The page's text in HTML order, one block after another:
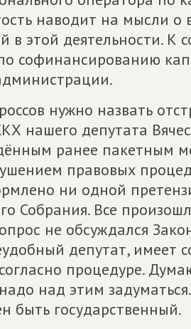
наводит на мысли о
в этой деятельности. К
софинансированию
нужно назвать
нашего депутата
ранее пакетным
правовых
ни одной
Собрания. Все
не обсуждался
депутат, имеет
процедуре.
над этим
быть государственный.